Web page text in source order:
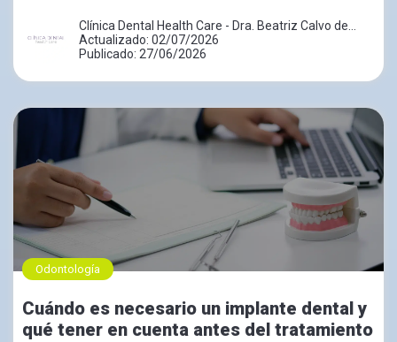
Clínica Dental Health Care - Dra. Beatriz Calvo de
Mora
Actualizado: 02/07/2026
Publicado: 27/06/2026
Odontología
Cuándo es necesario un implante dental y
qué tener en cuenta antes del tratamiento